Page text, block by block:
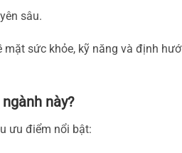
sâu.
sức khỏe, kỹ năng và định
này?
ưu điểm nổi bật: